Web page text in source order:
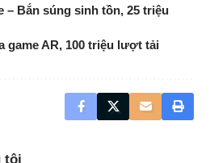
– Bắn súng sinh tồn, 25 triệu
game AR, 100 triệu lượt tải
tôi